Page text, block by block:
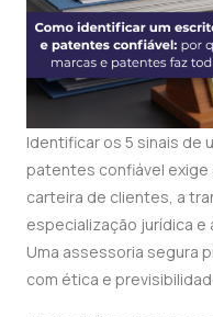
Identificar os 5 sinais de
patentes confiável exige
carteira de clientes, a
especialização jurídica
Uma assessoria segura
com ética e